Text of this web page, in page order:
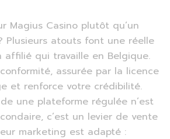
Magius Casino plutôt qu’un
Plusieurs atouts font une réelle
qui travaille en Belgique.
assurée par la licence
et renforce votre crédibilité.
une plateforme régulée n’est
c’est un levier de vente
marketing est adapté :